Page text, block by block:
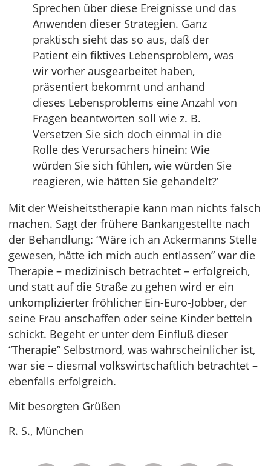
Sprechen über diese Ereignisse und das
Anwenden dieser Strategien. Ganz
praktisch sieht das so aus, daß der
Patient ein fiktives Lebensproblem, was
wir vorher ausgearbeitet haben,
präsentiert bekommt und anhand
dieses Lebensproblems eine Anzahl von
Fragen beantworten soll wie z. B.
Versetzen Sie sich doch einmal in die
Rolle des Verursachers hinein: Wie
würden Sie sich fühlen, wie würden Sie
reagieren, wie hätten Sie gehandelt?’
Mit der Weisheitstherapie kann man nichts falsch
machen. Sagt der frühere Bankangestellte nach
der Behandlung: “Wäre ich an Ackermanns Stelle
gewesen, hätte ich mich auch entlassen” war die
Therapie – medizinisch betrachtet – erfolgreich,
und statt auf die Straße zu gehen wird er ein
unkomplizierter fröhlicher Ein-Euro-Jobber, der
seine Frau anschaffen oder seine Kinder betteln
schickt. Begeht er unter dem Einfluß dieser
“Therapie” Selbstmord, was wahrscheinlicher ist,
war sie – diesmal volkswirtschaftlich betrachtet –
ebenfalls erfolgreich.
Mit besorgten Grüßen
R. S., München